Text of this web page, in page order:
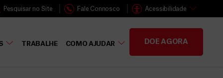
Pesquisar no Site Fale Connosco Acessibilidade
TRABALHE COMO AJUDAR DOE AGORA